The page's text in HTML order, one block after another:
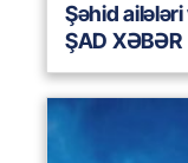
Şəhid
ŞAD XƏBƏR